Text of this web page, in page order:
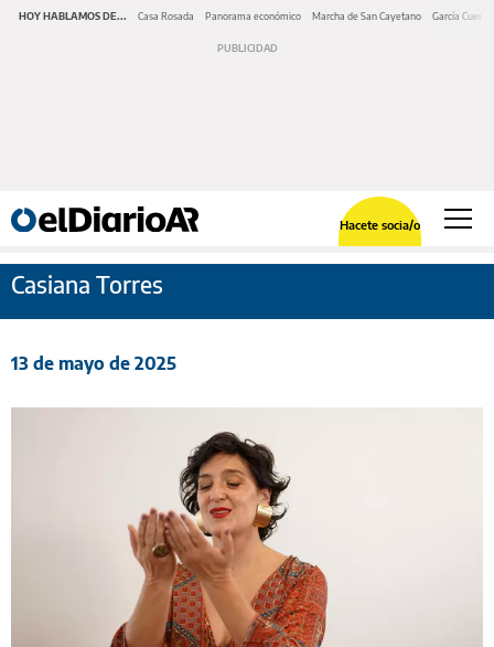
HOY HABLAMOS DE... Casa Rosada Panorama económico Marcha de San Cayetano García Cuerva
Hacete socia/o
Casiana Torres
13 de mayo de 2025